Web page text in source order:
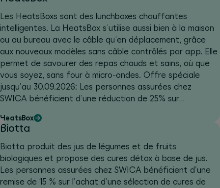
Les HeatsBoxs sont des lunchboxes chauffantes
intelligentes. La HeatsBox s’utilise aussi bien à la maison
ou au bureau avec le câble qu’en déplacement, grâce
aux nouveaux modèles sans câble contrôlés par app. Elle
permet de savourer des repas chauds et sains, où que
vous soyez, sans four à micro-ondes. Offre spéciale
jusqu'au 30.09.2026: Les personnes assurées chez
SWICA bénéficient d’une réduction de 25% sur
HeatsBox
Biotta
Biotta produit des jus de légumes et de fruits
biologiques et propose des cures détox à base de jus.
Les personnes assurées chez SWICA bénéficient d'une
remise de 15 % sur l'achat d'une sélection de cures de